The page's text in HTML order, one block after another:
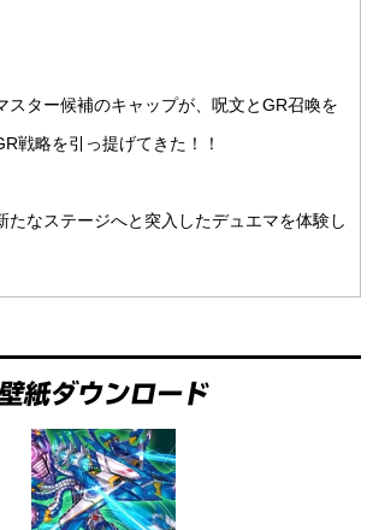
スター候補のキャップが、呪文とGR召喚を
戦略を引っ提げてきた！！
たなステージへと突入したデュエマを体験し
壁紙ダウンロード